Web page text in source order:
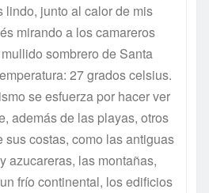
lindo, junto al calor de mis
mirando a los camareros
sombrero de Santa
27 grados celsius.
se esfuerza por hacer ver
además de las playas, otros
sus costas, como las antiguas
azucareras, las montañas,
frío continental, los edificios